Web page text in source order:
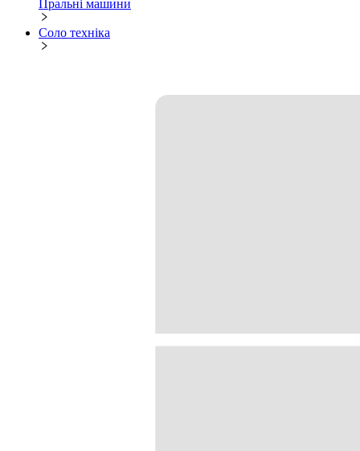
Пральні машини
Соло техніка